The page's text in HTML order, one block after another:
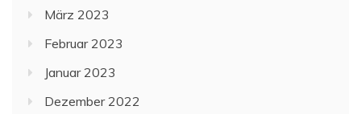
März 2023
Februar 2023
Januar 2023
Dezember 2022